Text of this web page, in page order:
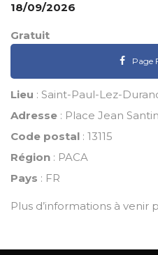
18/09/2026
Gratuit
Page
Lieu : Saint-Paul-Lez-
Adresse : Place Jean
Code postal : 13115
Région : PACA
Pays : FR
Plus d’informations à venir